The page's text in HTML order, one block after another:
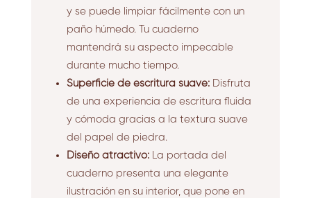
y se puede limpiar fácilmente con un
paño húmedo.Tu cuaderno
mantendrá su aspecto impecable
durante mucho tiempo.
Superficie de escritura suave:Disfruta
de una experiencia de escritura fluida
y cómoda gracias a la textura suave
del papel de piedra.
Diseño atractivo:La portada del
cuaderno presenta una elegante
ilustración en su interior,que pone en